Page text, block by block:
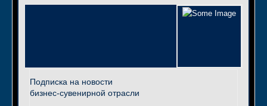
Подписка на новости
бизнес-сувенирной отрасли